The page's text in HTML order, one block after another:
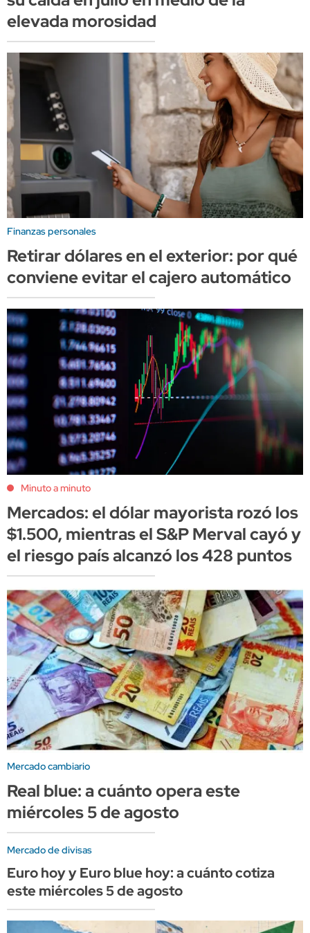
elevada morosidad
Finanzas personales
Retirar dólares en el exterior: por qué
conviene evitar el cajero automático
Minuto a minuto
Mercados: el dólar mayorista rozó los
$1.500, mientras el S&P Merval cayó y
el riesgo país alcanzó los 428 puntos
Mercado cambiario
Real blue: a cuánto opera este
miércoles 5 de agosto
Mercado de divisas
Euro hoy y Euro blue hoy: a cuánto cotiza
este miércoles 5 de agosto